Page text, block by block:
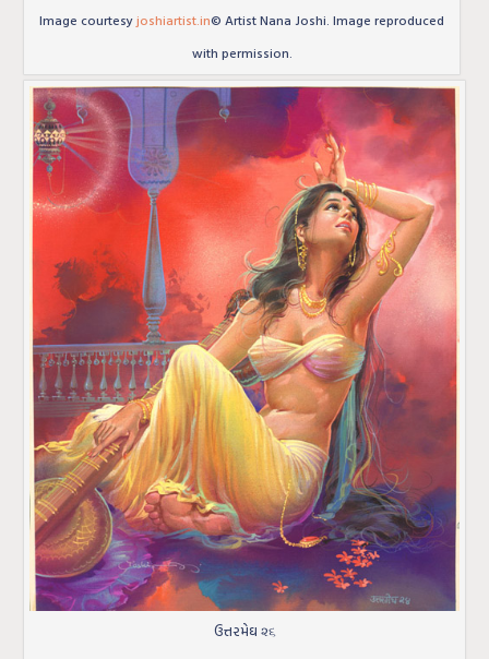
Image courtesyjoshiartist.in© Artist Nana Joshi. Image reproduced
with permission.
ઉત્તરમેઘ ૨૬